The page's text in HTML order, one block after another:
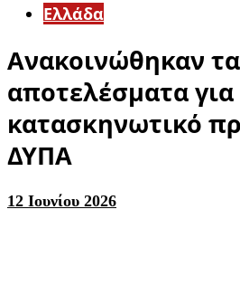
Ελλάδα
Ανακοινώθηκαν
αποτελέσματα για
κατασκηνωτικό
ΔΥΠΑ
12 Ιουνίου 2026